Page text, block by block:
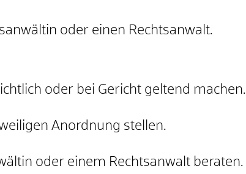
oder einen Rechtsanwalt.
oder bei Gericht geltend machen.
Anordnung stellen.
oder einem Rechtsanwalt beraten.